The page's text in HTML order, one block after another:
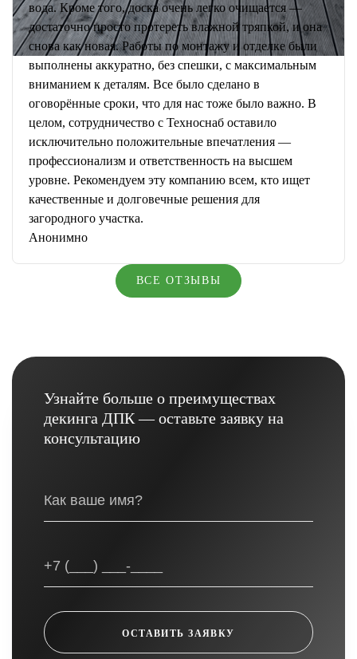
вода. Кроме того, доска очень легко очищается —
достаточно просто протереть влажной тряпкой, и она
снова как новая. Работы по монтажу и отделке были
выполнены аккуратно, без спешки, с максимальным
вниманием к деталям. Все было сделано в
оговорённые сроки, что для нас тоже было важно. В
целом, сотрудничество с Техноснаб оставило
исключительно положительные впечатления —
профессионализм и ответственность на высшем
уровне. Рекомендуем эту компанию всем, кто ищет
качественные и долговечные решения для
загородного участка.
Анонимно
ВСЕ ОТЗЫВЫ
Узнайте больше о преимуществах
декинга ДПК — оставьте заявку на
консультацию
ОСТАВИТЬ ЗАЯВКУ